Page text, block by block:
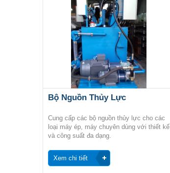
Bộ Nguồn Thủy Lực
Cung cấp các bộ nguồn thủy lực cho các
loại máy ép, máy chuyên dùng với thiết kế
và công suất đa dạng.
Xem chi tiết